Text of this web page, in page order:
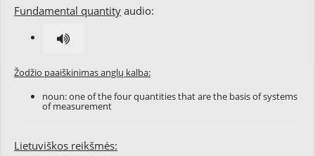
Fundamental quantity audio:
Žodžio paaiškinimas anglų kalba:
noun: one of the four quantities that are the basis of systems
of measurement
Lietuviškos reikšmės: